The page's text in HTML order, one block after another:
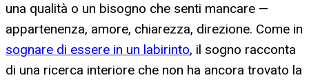
una qualità o un bisogno che senti mancare —
appartenenza, amore, chiarezza, direzione. Come in
sognare di essere in un labirinto, il sogno racconta
di una ricerca interiore che non ha ancora trovato la